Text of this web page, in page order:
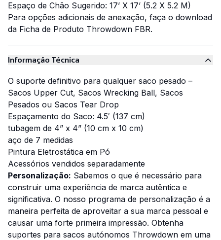
Espaço de Chão Sugerido: 17’ X 17’ (5.2 X 5.2 M)
Para opções adicionais de anexação, faça o download
da Ficha de Produto Throwdown FBR.
Informação Técnica
O suporte definitivo para qualquer saco pesado –
Sacos Upper Cut, Sacos Wrecking Ball, Sacos
Pesados ou Sacos Tear Drop
Espaçamento do Saco: 4.5′ (137 cm)
tubagem de 4” x 4” (10 cm x 10 cm)
aço de 7 medidas
Pintura Eletrostática em Pó
Acessórios vendidos separadamente
Personalização: Sabemos o que é necessário para
construir uma experiência de marca autêntica e
significativa. O nosso programa de personalização é a
maneira perfeita de aproveitar a sua marca pessoal e
causar uma forte primeira impressão. Obtenha
suportes para sacos autónomos Throwdown em uma